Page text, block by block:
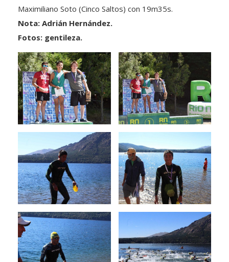
Maximiliano Soto (Cinco Saltos) con 19m35s.
Nota: Adrián Hernández.
Fotos: gentileza.